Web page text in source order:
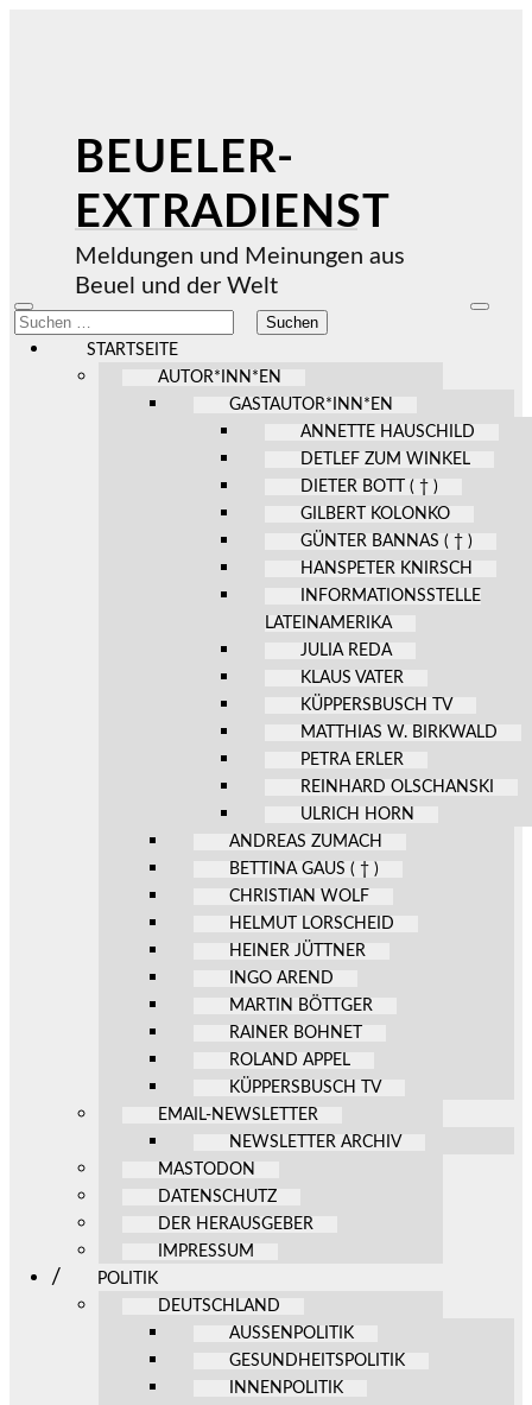
BEUELER-
EXTRADIENST
Meldungen und Meinungen aus
Beuel und der Welt
Mobile-
Menü
ein-/ausblenden
Suchen
nach:
STARTSEITE
AUTOR*INN*EN
GASTAUTOR*INN*EN
ANNETTE HAUSCHILD
DETLEF ZUM WINKEL
DIETER BOTT ( † )
GILBERT KOLONKO
GÜNTER BANNAS ( † )
HANSPETER KNIRSCH
INFORMATIONSSTELLE
LATEINAMERIKA
JULIA REDA
KLAUS VATER
KÜPPERSBUSCH TV
MATTHIAS W. BIRKWALD
PETRA ERLER
REINHARD OLSCHANSKI
ULRICH HORN
ANDREAS ZUMACH
BETTINA GAUS ( † )
CHRISTIAN WOLF
HELMUT LORSCHEID
HEINER JÜTTNER
INGO AREND
MARTIN BÖTTGER
RAINER BOHNET
ROLAND APPEL
KÜPPERSBUSCH TV
EMAIL-NEWSLETTER
NEWSLETTER ARCHIV
MASTODON
DATENSCHUTZ
DER HERAUSGEBER
IMPRESSUM
POLITIK
DEUTSCHLAND
AUSSENPOLITIK
GESUNDHEITSPOLITIK
INNENPOLITIK